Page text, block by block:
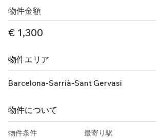
物件金額
€ 1,300
物件エリア
Barcelona-Sarrià-Sant Gervasi
物件について
物件条件 最寄り駅